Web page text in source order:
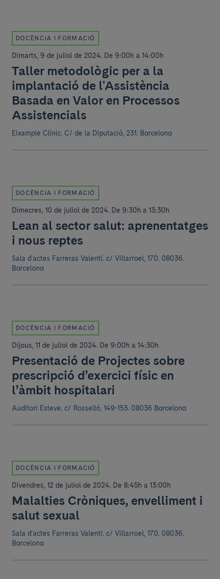
DOCÈNCIA I FORMACIÓ
Dimarts, 9 de juliol de 2024. De 9:00h a 14:00h
Taller metodològic per a la
implantació de l'Assistència
Basada en Valor en Processos
Assistencials
Eixample Clínic. C/ de la Diputació, 231. Barcelona
DOCÈNCIA I FORMACIÓ
Dimecres, 10 de juliol de 2024. De 9:30h a 13:30h
Lean al sector salut: aprenentatges
i nous reptes
Sala d'actes Farreras Valentí. c/ Villarroel, 170. 08036.
Barcelona
DOCÈNCIA I FORMACIÓ
Dijous, 11 de juliol de 2024. De 9:00h a 14:30h
Presentació de Projectes sobre
prescripció d’exercici físic en
l’àmbit hospitalari
Auditori Esteve. c/ Rosselló, 149-153. 08036 Barcelona
DOCÈNCIA I FORMACIÓ
Divendres, 12 de juliol de 2024. De 8:45h a 13:00h
Malalties Cròniques, envelliment i
salut sexual
Sala d'actes Farreras Valentí. c/ Villarroel, 170. 08036.
Barcelona